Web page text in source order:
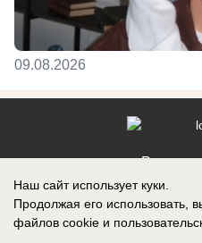
09.08.2026
Реклама
Наш сайт использует куки.
Продолжая его использовать,
файлов cookie и